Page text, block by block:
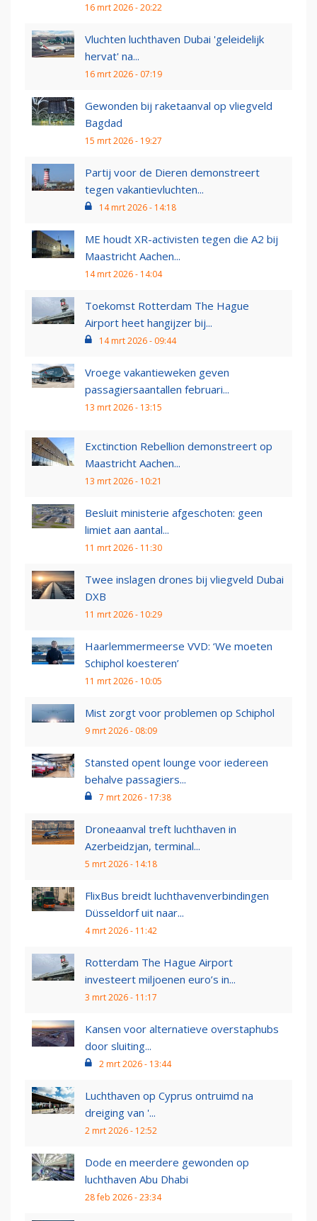
16 mrt 2026 - 20:22
Vluchten luchthaven Dubai 'geleidelijk
hervat' na...
16 mrt 2026 - 07:19
Gewonden bij raketaanval op vliegveld
Bagdad
15 mrt 2026 - 19:27
Partij voor de Dieren demonstreert
tegen vakantievluchten...
14 mrt 2026 - 14:18
ME houdt XR-activisten tegen die A2 bij
Maastricht Aachen...
14 mrt 2026 - 14:04
Toekomst Rotterdam The Hague
Airport heet hangijzer bij...
14 mrt 2026 - 09:44
Vroege vakantieweken geven
passagiersaantallen februari...
13 mrt 2026 - 13:15
Exctinction Rebellion demonstreert op
Maastricht Aachen...
13 mrt 2026 - 10:21
Besluit ministerie afgeschoten: geen
limiet aan aantal...
11 mrt 2026 - 11:30
Twee inslagen drones bij vliegveld Dubai
DXB
11 mrt 2026 - 10:29
Haarlemmermeerse VVD: ‘We moeten
Schiphol koesteren’
11 mrt 2026 - 10:05
Mist zorgt voor problemen op Schiphol
9 mrt 2026 - 08:09
Stansted opent lounge voor iedereen
behalve passagiers...
7 mrt 2026 - 17:38
Droneaanval treft luchthaven in
Azerbeidzjan, terminal...
5 mrt 2026 - 14:18
FlixBus breidt luchthavenverbindingen
Düsseldorf uit naar...
4 mrt 2026 - 11:42
Rotterdam The Hague Airport
investeert miljoenen euro’s in...
3 mrt 2026 - 11:17
Kansen voor alternatieve overstaphubs
door sluiting...
2 mrt 2026 - 13:44
Luchthaven op Cyprus ontruimd na
dreiging van '...
2 mrt 2026 - 12:52
Dode en meerdere gewonden op
luchthaven Abu Dhabi
28 feb 2026 - 23:34